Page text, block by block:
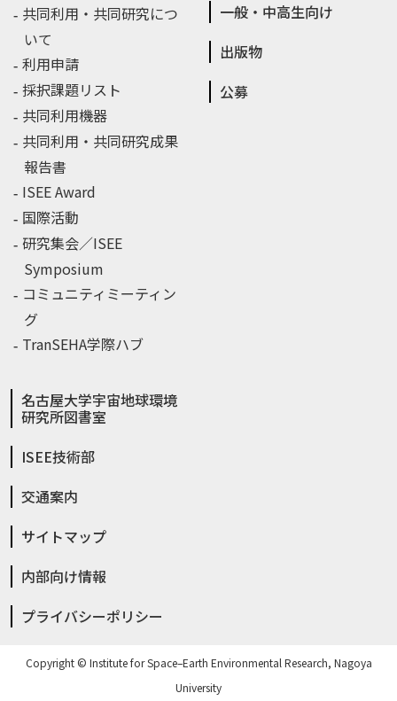
共同利用・共同研究につ
いて
利用申請
採択課題リスト
共同利用機器
共同利用・共同研究成果
報告書
ISEE Award
国際活動
研究集会／ISEE
Symposium
コミュニティミーティン
グ
TranSEHA学際ハブ
一般・中高生向け
出版物
公募
名古屋大学宇宙地球環境
研究所図書室
ISEE技術部
交通案内
サイトマップ
内部向け情報
プライバシーポリシー
Copyright © Institute for Space–Earth Environmental Research, Nagoya
University